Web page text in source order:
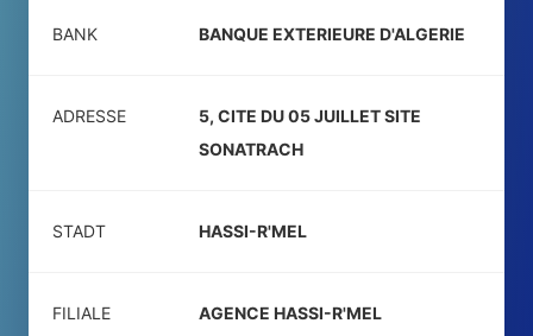
BANK BANQUE EXTERIEURE D'ALGERIE
ADRESSE
5, CITE DU 05 JUILLET SITE
SONATRACH
STADT HASSI-R'MEL
FILIALE AGENCE HASSI-R'MEL